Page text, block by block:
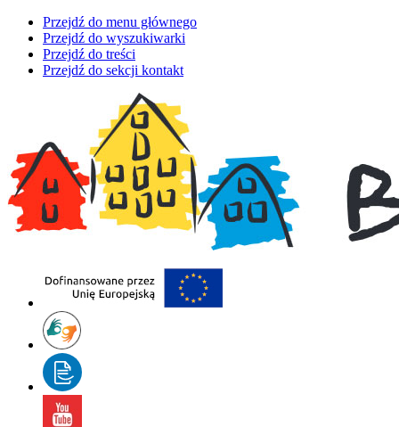
Przejdź do menu głównego
Przejdź do wyszukiwarki
Przejdź do treści
Przejdź do sekcji kontakt